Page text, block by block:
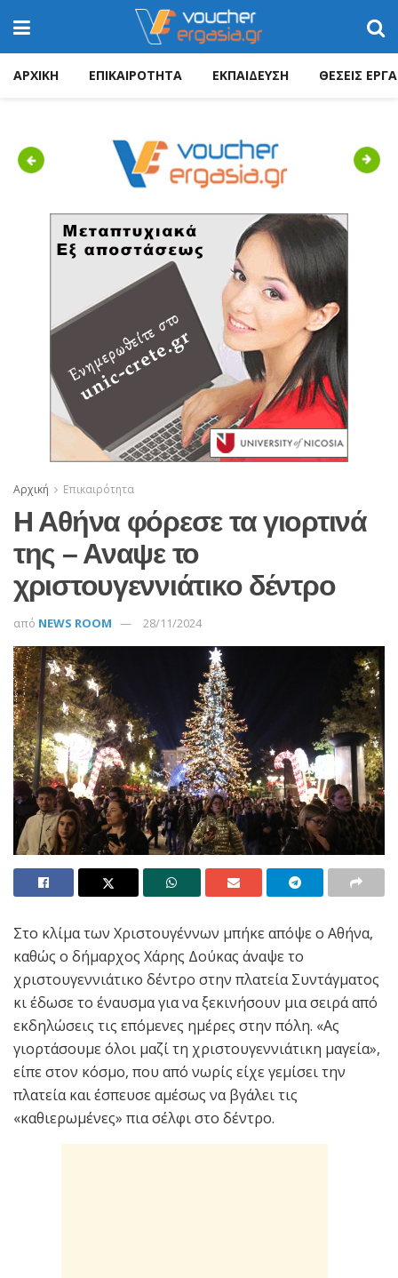
ΑΡΧΙΚΗ ΕΠΙΚΑΙΡΟΤΗΤΑ ΕΚΠΑΙΔΕΥΣΗ ΘΕΣΕΙΣ
Previous Next
Αρχική Επικαιρότητα
Η Αθήνα φόρεσε τα γιορτινά
της – Αναψε το
χριστουγεννιάτικο δέντρο
από NEWS ROOM 28/11/2024
Στο κλίμα των Χριστουγέννων μπήκε απόψε ο Αθήνα,
καθώς ο δήμαρχος Χάρης Δούκας άναψε το
χριστουγεννιάτικο δέντρο στην πλατεία Συντάγματος
κι έδωσε το έναυσμα για να ξεκινήσουν μια σειρά από
εκδηλώσεις τις επόμενες ημέρες στην πόλη. «Ας
γιορτάσουμε όλοι μαζί τη χριστουγεννιάτικη μαγεία»,
είπε στον κόσμο, που από νωρίς είχε γεμίσει την
πλατεία και έσπευσε αμέσως να βγάλει τις
«καθιερωμένες» πια σέλφι στο δέντρο.